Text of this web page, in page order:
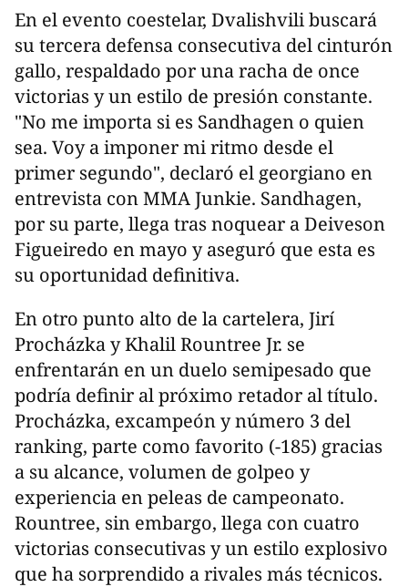
En el evento coestelar, Dvalishvili buscará
su tercera defensa consecutiva del cinturón
gallo, respaldado por una racha de once
victorias y un estilo de presión constante.
"No me importa si es Sandhagen o quien
sea. Voy a imponer mi ritmo desde el
primer segundo", declaró el georgiano en
entrevista con MMA Junkie. Sandhagen,
por su parte, llega tras noquear a Deiveson
Figueiredo en mayo y aseguró que esta es
su oportunidad definitiva.
En otro punto alto de la cartelera, Jirí
Procházka y Khalil Rountree Jr. se
enfrentarán en un duelo semipesado que
podría definir al próximo retador al título.
Procházka, excampeón y número 3 del
ranking, parte como favorito (-185) gracias
a su alcance, volumen de golpeo y
experiencia en peleas de campeonato.
Rountree, sin embargo, llega con cuatro
victorias consecutivas y un estilo explosivo
que ha sorprendido a rivales más técnicos.